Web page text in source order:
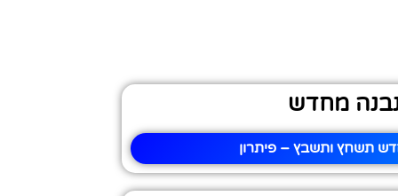
מחדש
תשחץ ותשבץ – פיתרון